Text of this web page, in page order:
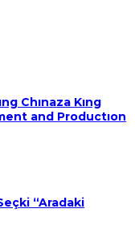
Chınaza Kıng
and Productıon
“Aradaki